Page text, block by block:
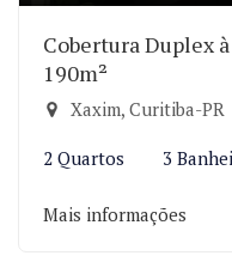
Cobertura Duplex
190m²
Xaxim, Curitiba-PR
2 Quartos 3
Mais informações